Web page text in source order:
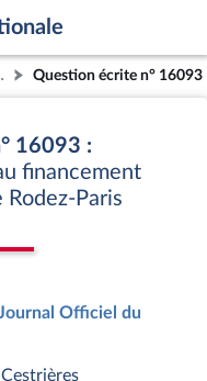
Question écrite n° 16093
16093 :
financement
Paris
Officiel du